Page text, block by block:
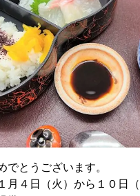
でとうございます。
月４日（火）から１０日